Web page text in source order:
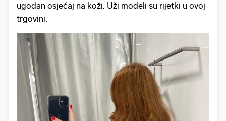
ugodan osjećaj na koži. Uži modeli su rijetki u ovoj
trgovini.